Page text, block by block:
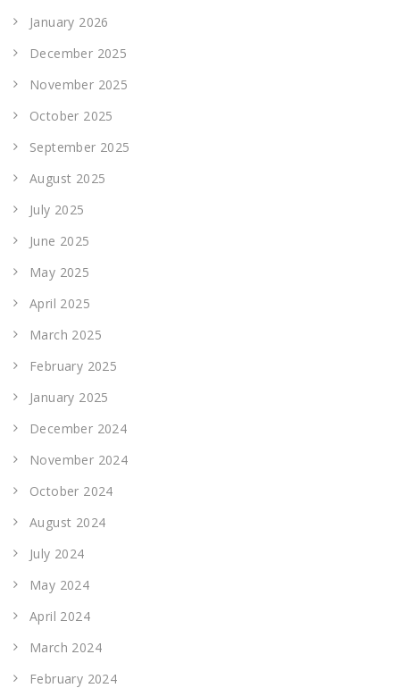
January 2026
December 2025
November 2025
October 2025
September 2025
August 2025
July 2025
June 2025
May 2025
April 2025
March 2025
February 2025
January 2025
December 2024
November 2024
October 2024
August 2024
July 2024
May 2024
April 2024
March 2024
February 2024